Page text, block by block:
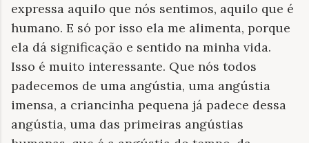
expressa aquilo que nós sentimos, aquilo que é
humano. E só por isso ela me alimenta, porque
ela dá significação e sentido na minha vida.
Isso é muito interessante. Que nós todos
padecemos de uma angústia, uma angústia
imensa, a criancinha pequena já padece dessa
angústia, uma das primeiras angústias